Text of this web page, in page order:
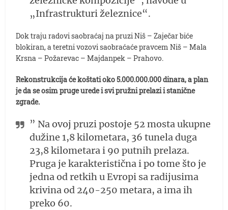
„Infrastrukturi železnice“.
Dok traju radovi saobraćaj na pruzi Niš – Zaječar biće
blokiran, a teretni vozovi saobraćaće pravcem Niš – Mala
Krsna – Požarevac – Majdanpek – Prahovo.
Rekonstrukcija će koštati oko 5.000.000.000 dinara, a plan
je da se osim pruge urede i svi pružni prelazi i stanične
zgrade.
” Na ovoj pruzi postoje 52 mosta ukupne
dužine 1,8 kilometara, 36 tunela duga
23,8 kilometara i 90 putnih prelaza.
Pruga je karakteristična i po tome što je
jedna od retkih u Evropi sa radijusima
krivina od 240-250 metara, a ima ih
preko 60.